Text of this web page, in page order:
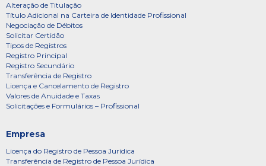
Alteração de Titulação
Título Adicional na Carteira de Identidade Profissional
Negociação de Débitos
Solicitar Certidão
Tipos de Registros
Registro Principal
Registro Secundário
Transferência de Registro
Licença e Cancelamento de Registro
Valores de Anuidade e Taxas
Solicitações e Formulários – Profissional
Empresa
Licença do Registro de Pessoa Jurídica
Transferência de Registro de Pessoa Jurídica